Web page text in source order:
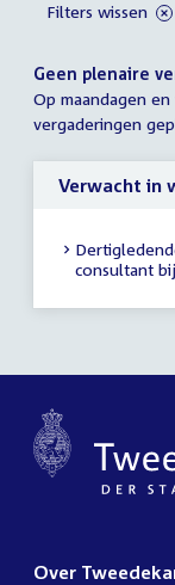
Geen plenaire
Op maandagen
vergaderingen
Verwacht in
consultant
Filters wissen
Over